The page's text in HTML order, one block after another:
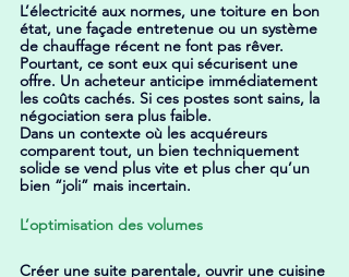
L’électricité aux normes, une toiture en bon
état, une façade entretenue ou un système
de chauffage récent ne font pas rêver.
Pourtant, ce sont eux qui sécurisent une
offre. Un acheteur anticipe immédiatement
les coûts cachés. Si ces postes sont sains, la
négociation sera plus faible.
Dans un contexte où les acquéreurs
comparent tout, un bien techniquement
solide se vend plus vite et plus cher qu’un
bien “joli” mais incertain.
L’optimisation des volumes
Créer une suite parentale, ouvrir une cuisine